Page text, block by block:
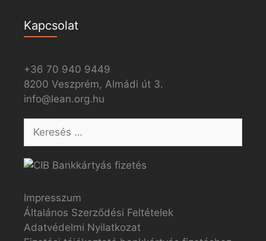
Kapcsolat
+36 70 940 9449
8200 Veszprém, Almádi út 3.
info@lean.org.hu
Impresszum
Általános Szerződési Feltételek
Adatvédelmi Nyilatkozat